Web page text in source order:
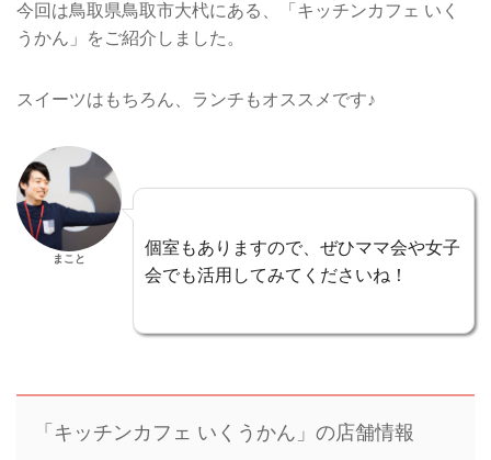
今回は鳥取県鳥取市大杙にある、「キッチンカフェ いく
うかん」をご紹介しました。
スイーツはもちろん、ランチもオススメです♪
まこと
個室もありますので、ぜひママ会や女子
会でも活用してみてくださいね！
「キッチンカフェ いくうかん」の店舗情報